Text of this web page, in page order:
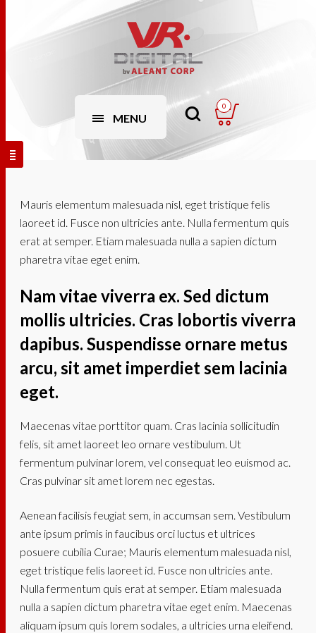
MENU
0
Mauris elementum malesuada nisl, eget tristique felis
laoreet id. Fusce non ultricies ante. Nulla fermentum quis
erat at semper. Etiam malesuada nulla a sapien dictum
pharetra vitae eget enim.
Nam vitae viverra ex. Sed dictum
mollis ultricies. Cras lobortis viverra
dapibus. Suspendisse ornare metus
arcu, sit amet imperdiet sem lacinia
eget.
Maecenas vitae porttitor quam. Cras lacinia sollicitudin
felis, sit amet laoreet leo ornare vestibulum. Ut
fermentum pulvinar lorem, vel consequat leo euismod ac.
Cras pulvinar sit amet lorem nec egestas.
Aenean facilisis feugiat sem, in accumsan sem. Vestibulum
ante ipsum primis in faucibus orci luctus et ultrices
posuere cubilia Curae; Mauris elementum malesuada nisl,
eget tristique felis laoreet id. Fusce non ultricies ante.
Nulla fermentum quis erat at semper. Etiam malesuada
nulla a sapien dictum pharetra vitae eget enim. Maecenas
aliquam ipsum quis lorem sodales, a ultricies urna eleifend.